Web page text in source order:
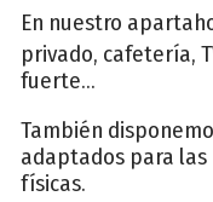
En nuestro
privado, cafetería,
fuerte...
También
adaptados para las
físicas.